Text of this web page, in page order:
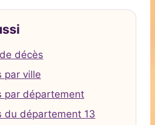
décès
par ville
par département
du département 13